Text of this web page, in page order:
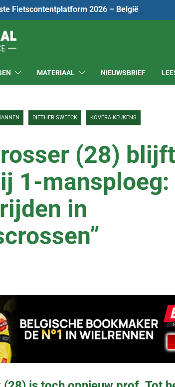
Fietscontentplatform 2026 – België
MATERIAAL NIEUWSBRIEF
DIETHER SWEECK KOVÉRA KEUKENS
(28)
1-mansploeg:
in